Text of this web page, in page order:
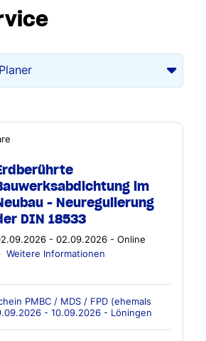
im
- Neuregulierung
DIN 18533
- 02.09.2026 - Online
Weitere Informationen
PMBC / MDS / FPD (ehemals
- 10.09.2026 - Löningen